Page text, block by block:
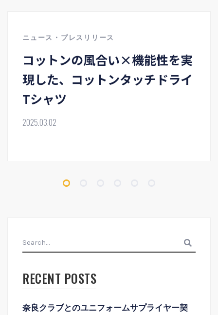
ニュース・プレスリリース
コットンの風合い×機能性を実
現した、コットンタッチドライ
Tシャツ
2025.03.02
search
RECENT POSTS
奈良クラブとのユニフォームサプライヤー契